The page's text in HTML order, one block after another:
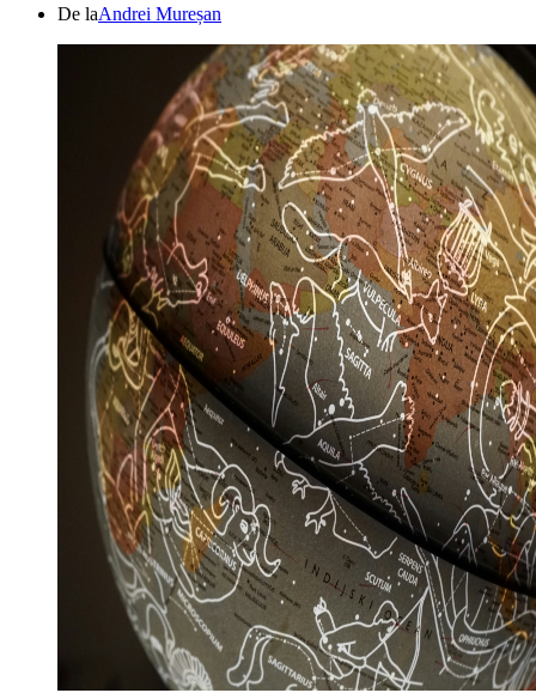
De laAndrei Mureșan